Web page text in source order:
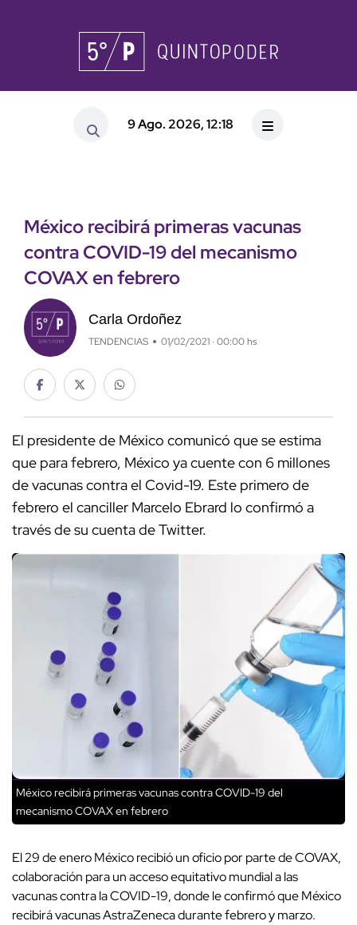
9 Ago. 2026, 12:18
México recibirá primeras vacunas
contra COVID-19 del mecanismo
COVAX en febrero
Carla Ordoñez
TENDENCIAS 01/02/2021 · 00:00 hs
El presidente de México comunicó que se estima
que para febrero, México ya cuente con 6 millones
de vacunas contra el Covid-19. Este primero de
febrero el canciller Marcelo Ebrard lo confirmó a
través de su cuenta de Twitter.
México recibirá primeras vacunas contra COVID-19 del
mecanismo COVAX en febrero
El 29 de enero México recibió un oficio por parte de COVAX,
colaboración para un acceso equitativo mundial a las
vacunas contra la COVID-19, donde le confirmó que México
recibirá vacunas AstraZeneca durante febrero y marzo.